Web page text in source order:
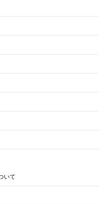
いて